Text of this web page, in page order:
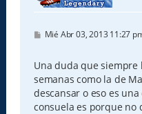
M
s
a
j
e
Mié Abr 03, 2013 11:27
Una duda que siempre
semanas como la de
descansar o eso es
consuela es porque no